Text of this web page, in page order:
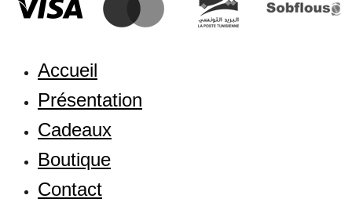
Accueil
Présentation
Cadeaux
Boutique
Contact